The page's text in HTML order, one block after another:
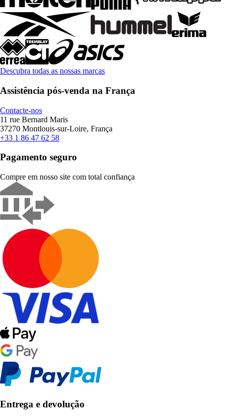
Descubra todas as nossas marcas
Assistência pós-venda na França
Contacte-nos
11 rue Bernard Maris
37270 Montlouis-sur-Loire, França
+33 1 86 47 62 58
Pagamento seguro
Compre em nosso site com total confiança
Entrega e devolução